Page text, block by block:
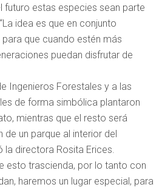
futuro estas especies sean parte
idea es que en conjunto
que cuando estén más
puedan disfrutar de
Ingenieros Forestales y a las
de forma simbólica plantaron
mientras que el resto será
un parque al interior del
directora Rosita Erices.
esto trascienda, por lo tanto con
haremos un lugar especial, para